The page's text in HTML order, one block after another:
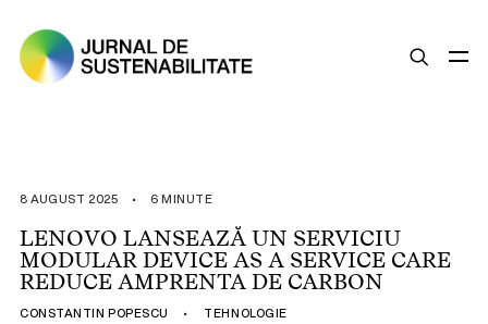
ȘTIRI
OPINII
ESG
8 AUGUST 2025 • 6 MINUTE
LENOVO LANSEAZĂ UN SERVICIU
MODULAR DEVICE AS A SERVICE CARE
REDUCE AMPRENTA DE CARBON
CONSTANTIN POPESCU • TEHNOLOGIE